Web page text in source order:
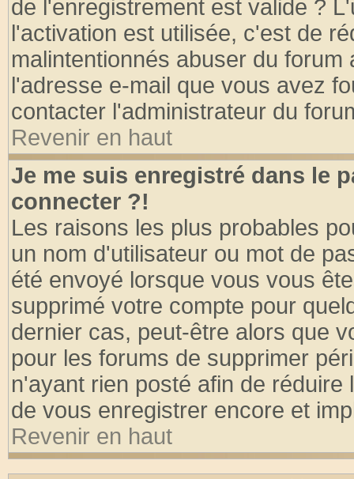
de l'enregistrement est valide ?
l'activation est utilisée, c'est de
malintentionnés abuser du
l'adresse e-mail que vous avez
contacter l'administrateur du
Revenir en haut
Je me suis enregistré dans le
connecter ?!
Les raisons les plus probables
un nom d'utilisateur ou mot de
été envoyé lorsque vous vous
supprimé votre compte pour
dernier cas, peut-être alors que
pour les forums de supprimer
n'ayant rien posté afin de
de vous enregistrer encore et
Revenir en haut